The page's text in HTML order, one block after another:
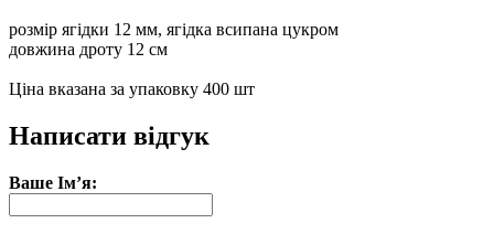
розмір ягідки 12 мм, ягідка всипана цукром
довжина дроту 12 см
Ціна вказана за упаковку 400 шт
Написати відгук
Ваше Ім’я: